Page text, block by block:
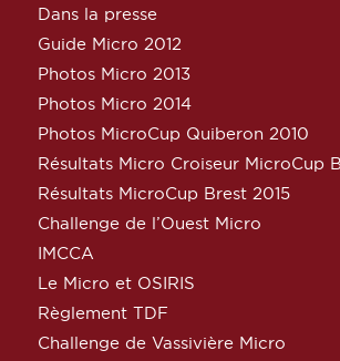
Dans la presse
Guide Micro 2012
Photos Micro 2013
Photos Micro 2014
Photos MicroCup Quiberon 2010
Résultats Micro Croiseur MicroCup
Résultats MicroCup Brest 2015
Challenge de l’Ouest Micro
IMCCA
Le Micro et OSIRIS
Règlement TDF
Challenge de Vassivière Micro